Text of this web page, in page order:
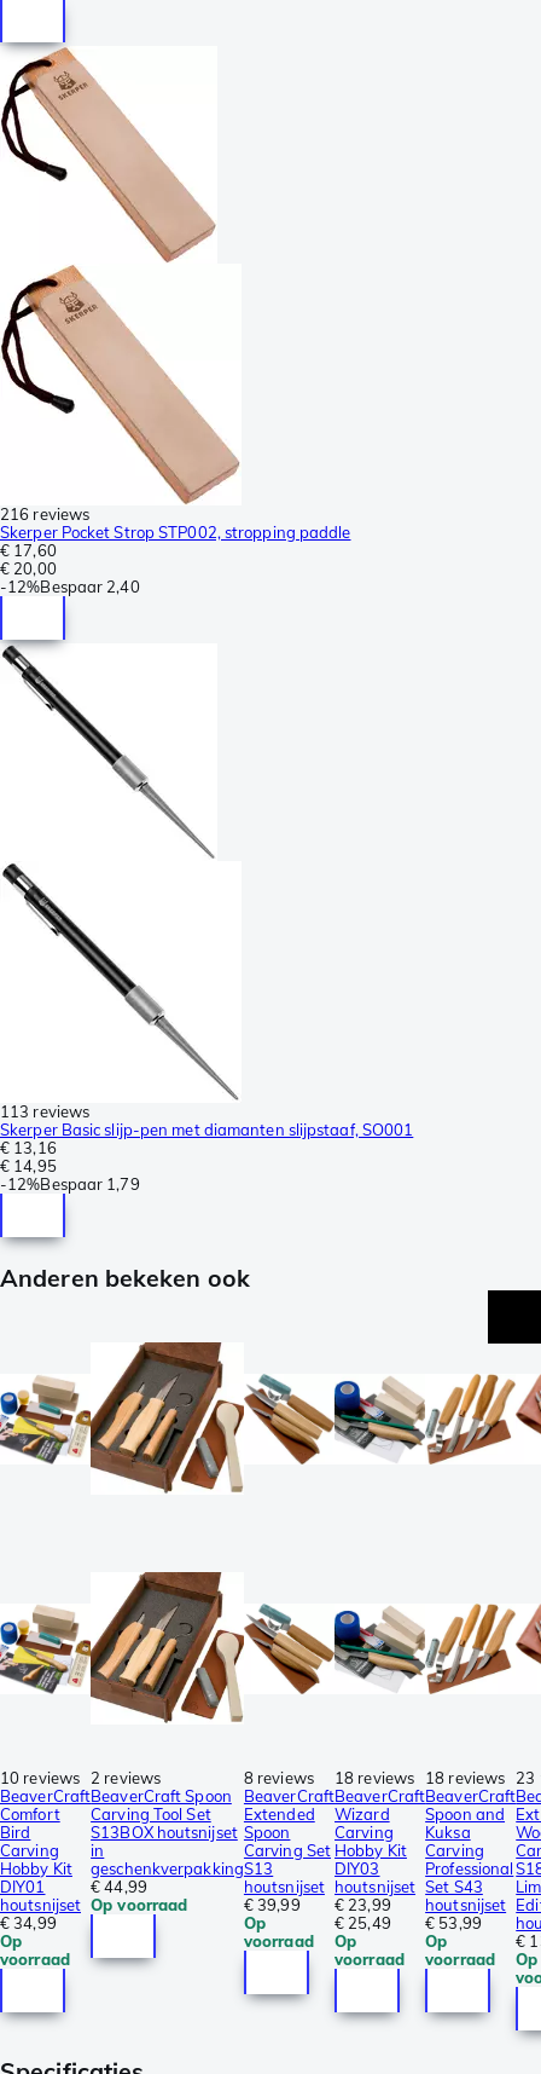
216 reviews
Skerper Pocket Strop STP002, stropping paddle
€ 17,60
€ 20,00
-12%Bespaar 2,40
113 reviews
Skerper Basic slijp-pen met diamanten slijpstaaf, SO001
€ 13,16
€ 14,95
-12%Bespaar 1,79
Anderen bekeken ook
10 reviews
BeaverCraft
Comfort
Bird
Carving
Hobby Kit
DIY01
houtsnijset
€ 34,99
Op
voorraad
2 reviews
BeaverCraft Spoon
Carving Tool Set
S13BOX houtsnijset
in
geschenkverpakking
€ 44,99
Op voorraad
8 reviews
BeaverCraft
Extended
Spoon
Carving Set
S13
houtsnijset
€ 39,99
Op
voorraad
18 reviews
BeaverCraft
Wizard
Carving
Hobby Kit
DIY03
houtsnijset
€ 23,99
€ 25,49
Op
voorraad
18 reviews
BeaverCraft
Spoon and
Kuksa
Carving
Professional
Set S43
houtsnijset
€ 53,99
Op
voorraad
23
€
Op